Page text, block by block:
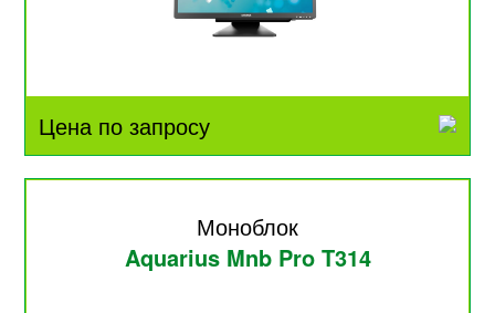
Цена по запросу
Моноблок
Aquarius Mnb Pro T314